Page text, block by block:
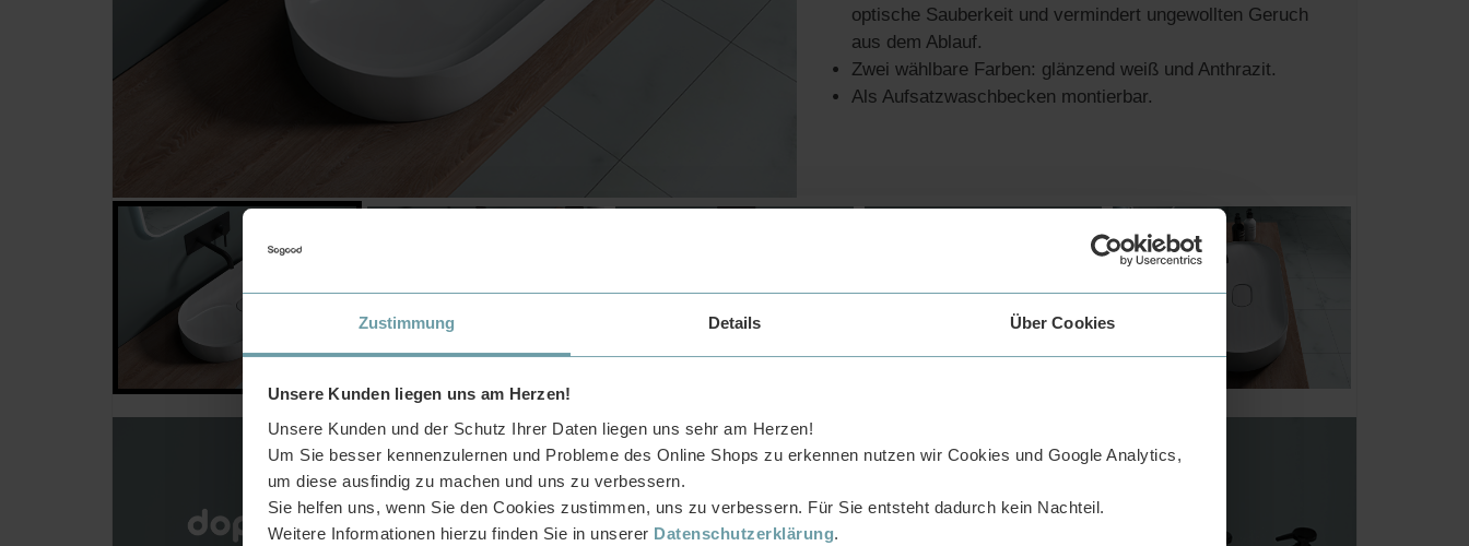
Zustimmung Details Über Cookies
Unsere Kunden liegen uns am Herzen!
Unsere Kunden und der Schutz Ihrer Daten liegen uns sehr am Herzen!
Um Sie besser kennenzulernen und Probleme des Online Shops zu erkennen nutzen wir Cookies und Google Analytics,
um diese ausfindig zu machen und uns zu verbessern.
Sie helfen uns, wenn Sie den Cookies zustimmen, uns zu verbessern. Für Sie entsteht dadurch kein Nachteil.
Weitere Informationen hierzu finden Sie in unserer Datenschutzerklärung.
optische Sauberkeit und vermindert ungewollten Geruch
aus dem Ablauf.
Zwei wählbare Farben: glänzend weiß und Anthrazit.
Als Aufsatzwaschbecken montierbar.